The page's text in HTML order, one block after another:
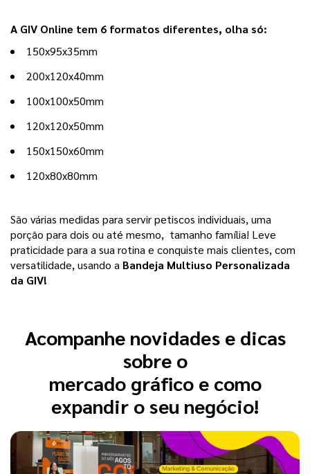
A GIV Online tem 6 formatos diferentes, olha só:
150x95x35mm
200x120x40mm
100x100x50mm
120x120x50mm
150x150x60mm
120x80x80mm
São várias medidas para servir petiscos individuais, uma
porção para dois ou até mesmo,  tamanho família! Leve
praticidade para a sua rotina e conquiste mais clientes, com
versatilidade, usando a Bandeja Multiuso Personalizada
da GIV!
Acompanhe novidades e dicas
sobre o
mercado gráfico e como
expandir o seu negócio!